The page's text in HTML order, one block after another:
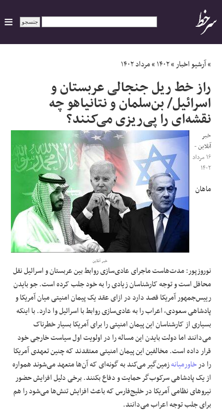
ایران
سیاسی
اقتصاد
ورزشی
جهان
اجتماعی
علوم و فن آوری
فرهنگی و هنری
مقالات
»آرشیو اخبار»۱۴۰۲»مرداد ۱۴۰۲
راز خط ریل جنجالی عربستان و
اسرائیل/ بن‌سلمان و نتانیاهو چه
نقشه‌ای را پی‌ریزی می‌کنند؟
خبر آنلاین
خبر
آنلاین-
۱۶ مرداد
۱۴۰۲
ماهان
نوروزپور: مدت‌هاست ماجرای عادی‌سازی روابط بین عربستان و اسرائیل نقل
محافل است و توجه کارشناسان زیادی را به خود جلب کرده است. جو بایدن
رییس‌جمهور آمریکا قصد دارد در ازای عقد یک پیمان امنیتی میان آمریکا و
پادشاهی سعودی، اعراب را به عادی‌سازی روابط با اسرائیل وا دارد. با اینکه
بسیاری از کارشناسان این پیمان امنیتی را برای آمریکا بسیار خطرناک
می‌دانند اما دولت بایدن این مساله را در اولویت‌ اول سیاست خارجی خود
قرار داده است. مخالفین این پیمان امنیتی معتقدند که چنین تعهدی آمریکا
را درخاورمیانهزمین‌گیر می‌کند به گونه‌ای که آن‌ها متعهد می‌شوند همواره
از یک پادشاهی سرکوب‌گر حمایت و دفاع بکنند. برخی دلیل افزایش حضور
نیروهای نظامی آمریکا در خلیج‌فارس که باعث افزایش تنش‌ها می‌شود را هم
برای جلب توجه اعراب می‌دانند.